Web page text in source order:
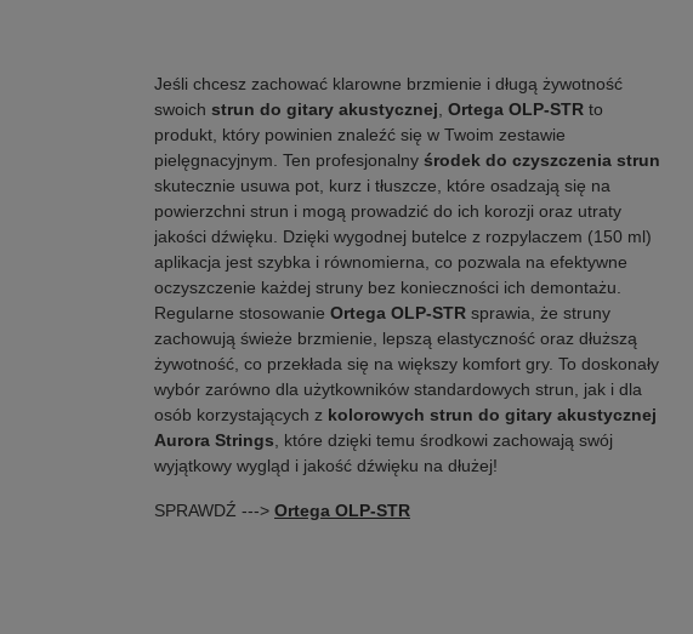
Jeśli chcesz zachować klarowne brzmienie i długą żywotność
swoich strun do gitary akustycznej Ortega OLP-STR to
produkt, który powinien znaleźć się w Twoim zestawie
pielęgnacyjnym. Ten profesjonalny środek do czyszczenia strun
skutecznie usuwa pot, kurz i tłuszcze, które osadzają się na
powierzchni strun i mogą prowadzić do ich korozji oraz utraty
jakości dźwięku. Dzięki wygodnej butelce z rozpylaczem (150 ml)
aplikacja jest szybka i równomierna, co pozwala na efektywne
oczyszczenie każdej struny bez konieczności ich demontażu.
Regularne stosowanie Ortega OLP-STR sprawia, że struny
zachowują świeże brzmienie, lepszą elastyczność oraz dłuższą
żywotność, co przekłada się na większy komfort gry. To doskonały
wybór zarówno dla użytkowników standardowych strun, jak i dla
osób korzystających z kolorowych strun do gitary akustycznej
Aurora Strings , które dzięki temu środkowi zachowają swój
wyjątkowy wygląd i jakość dźwięku na dłużej!
SPRAWDŹ ---> Ortega OLP-STR